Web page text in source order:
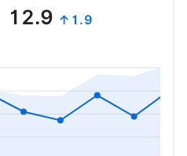
12.9 ↑1.9